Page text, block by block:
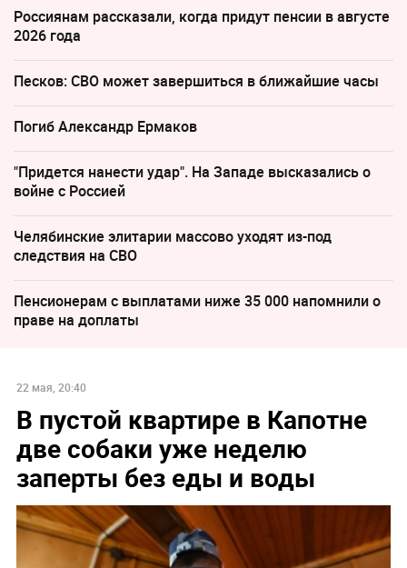
Россиянам рассказали, когда придут пенсии в августе
2026 года
Песков: СВО может завершиться в ближайшие часы
Погиб Александр Ермаков
"Придется нанести удар". На Западе высказались о
войне с Россией
Челябинские элитарии массово уходят из-под
следствия на СВО
Пенсионерам с выплатами ниже 35 000 напомнили о
праве на доплаты
22 мая, 20:40
В пустой квартире в Капотне
две собаки уже неделю
заперты без еды и воды